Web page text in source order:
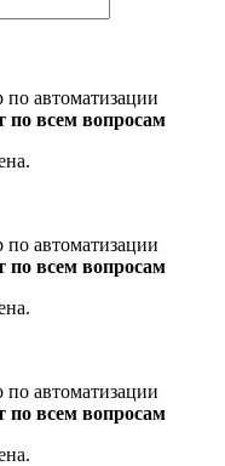
автоматизации
по всем вопросам
автоматизации
по всем вопросам
автоматизации
по всем вопросам